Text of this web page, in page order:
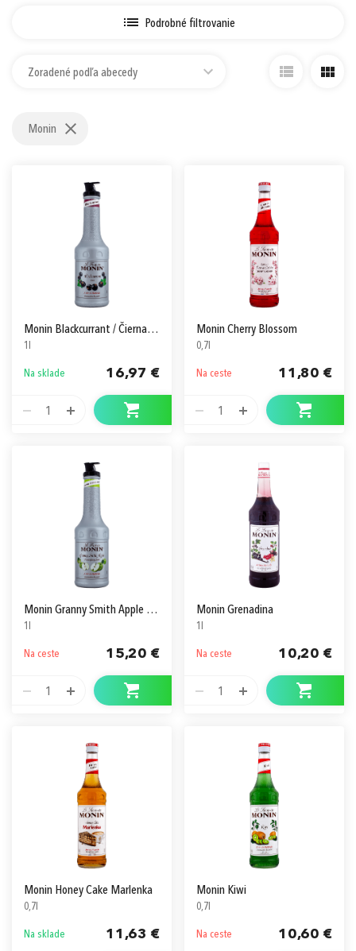
Podrobné filtrovanie
Zoradené podľa abecedy
Monin
Monin Blackcurrant / Čierna Ríbezľa Pyré
1l
Na sklade 16,97 €
1
Monin Cherry Blossom
0,7l
Na ceste 11,80 €
1
Monin Granny Smith Apple / Jablko Pyré
1l
Na ceste 15,20 €
1
Monin Grenadina
1l
Na ceste 10,20 €
1
Monin Honey Cake Marlenka
0,7l
Na sklade 11,63 €
Monin Kiwi
0,7l
Na ceste 10,60 €